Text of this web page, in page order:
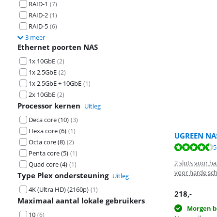
RAID-1 (7)
RAID-2 (1)
RAID-5 (6)
3 meer
Ethernet poorten NAS
1x 10GbE (2)
1x 2,5GbE (2)
1x 2,5GbE + 10GbE (1)
2x 10GbE (2)
Processor kernen Uitleg
Deca core (10) (3)
Hexa core (6) (1)
Octa core (8) (2)
Penta core (5) (1)
Quad core (4) (1)
Type Plex ondersteuning Uitleg
4K (Ultra HD) (2160p) (1)
Maximaal aantal lokale gebruikers
10 (6)
UGREEN
Beoordeling is
2 slots voor
voor harde
218,-
Morgen
Beoordeling is